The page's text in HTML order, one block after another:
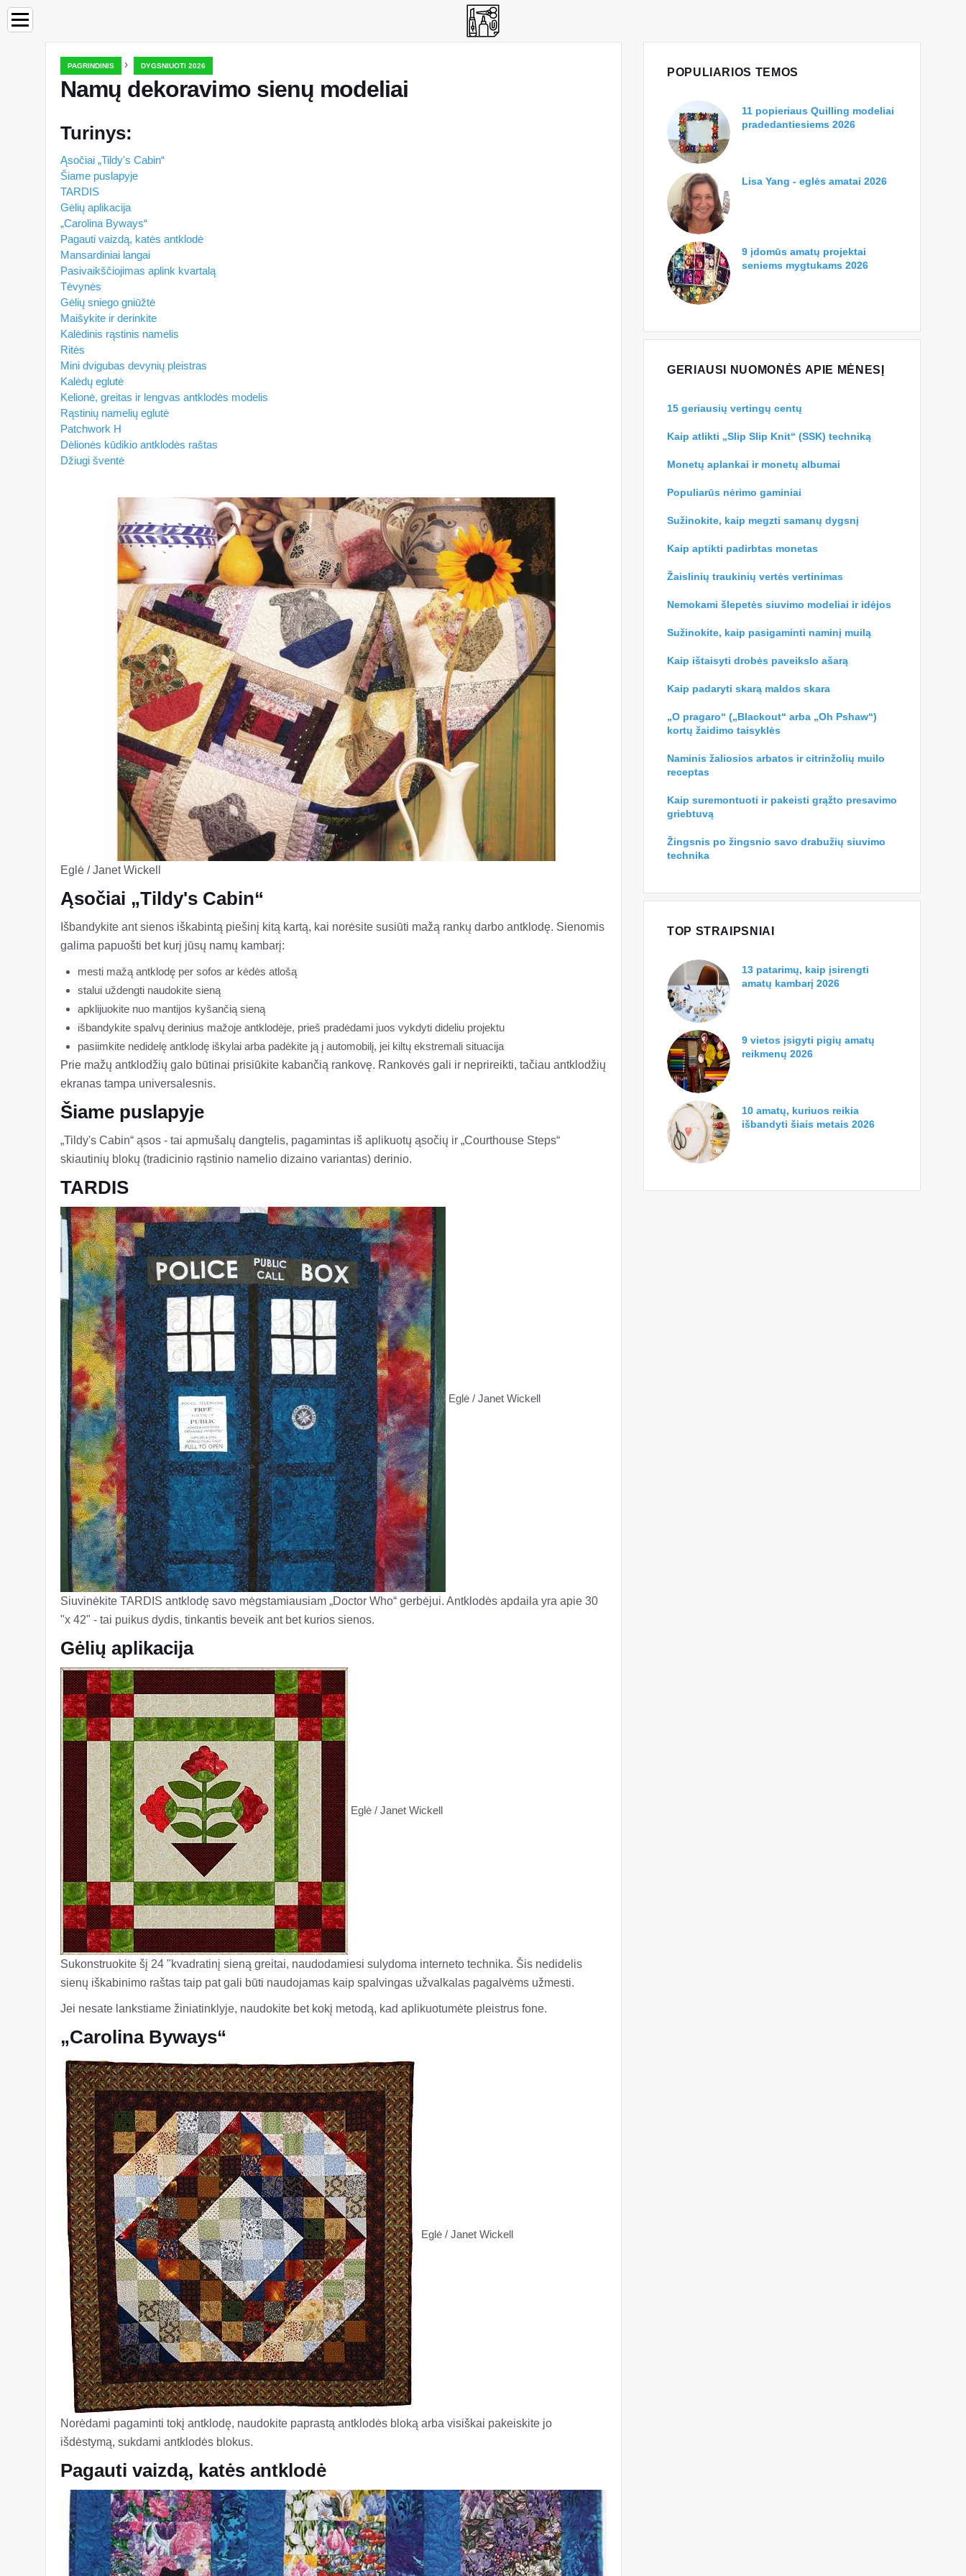
PAGRINDINIS › DYGSNIUOTI 2026
Namų dekoravimo sienų modeliai
Turinys:
Ąsočiai „Tildy's Cabin“
Šiame puslapyje
TARDIS
Gėlių aplikacija
„Carolina Byways“
Pagauti vaizdą, katės antklodė
Mansardiniai langai
Pasivaikščiojimas aplink kvartalą
Tėvynės
Gėlių sniego gniūžtė
Maišykite ir derinkite
Kalėdinis rąstinis namelis
Ritės
Mini dvigubas devynių pleistras
Kalėdų eglutė
Kelionė, greitas ir lengvas antklodės modelis
Rąstinių namelių eglutė
Patchwork H
Dėlionės kūdikio antklodės raštas
Džiugi šventė
Eglė / Janet Wickell
Ąsočiai „Tildy's Cabin“
Išbandykite ant sienos iškabintą piešinį kitą kartą, kai norėsite susiūti mažą rankų darbo antklodę. Sienomis
galima papuošti bet kurį jūsų namų kambarį:
mesti mažą antklodę per sofos ar kėdės atlošą
stalui uždengti naudokite sieną
apklijuokite nuo mantijos kyšančią sieną
išbandykite spalvų derinius mažoje antklodėje, prieš pradėdami juos vykdyti dideliu projektu
pasiimkite nedidelę antklodę iškylai arba padėkite ją į automobilį, jei kiltų ekstremali situacija
Prie mažų antklodžių galo būtinai prisiūkite kabančią rankovę. Rankovės gali ir neprireikti, tačiau antklodžių
ekranas tampa universalesnis.
Šiame puslapyje
„Tildy's Cabin“ ąsos - tai apmušalų dangtelis, pagamintas iš aplikuotų ąsočių ir „Courthouse Steps“
skiautinių blokų (tradicinio rąstinio namelio dizaino variantas) derinio.
TARDIS
Eglė / Janet Wickell
Siuvinėkite TARDIS antklodę savo mėgstamiausiam „Doctor Who“ gerbėjui. Antklodės apdaila yra apie 30
"x 42" - tai puikus dydis, tinkantis beveik ant bet kurios sienos.
Gėlių aplikacija
Eglė / Janet Wickell
Sukonstruokite šį 24 "kvadratinį sieną greitai, naudodamiesi sulydoma interneto technika. Šis nedidelis
sienų iškabinimo raštas taip pat gali būti naudojamas kaip spalvingas užvalkalas pagalvėms užmesti.
Jei nesate lankstiame žiniatinklyje, naudokite bet kokį metodą, kad aplikuotumėte pleistrus fone.
„Carolina Byways“
Eglė / Janet Wickell
Norėdami pagaminti tokį antklodę, naudokite paprastą antklodės bloką arba visiškai pakeiskite jo
išdėstymą, sukdami antklodės blokus.
Pagauti vaizdą, katės antklodė
POPULIARIOS TEMOS
11 popieriaus Quilling modeliai
pradedantiesiems 2026
Lisa Yang - eglės amatai 2026
9 įdomūs amatų projektai
seniems mygtukams 2026
GERIAUSI NUOMONĖS APIE MĖNESĮ
15 geriausių vertingų centų
Kaip atlikti „Slip Slip Knit“ (SSK) techniką
Monetų aplankai ir monetų albumai
Populiarūs nėrimo gaminiai
Sužinokite, kaip megzti samanų dygsnį
Kaip aptikti padirbtas monetas
Žaislinių traukinių vertės vertinimas
Nemokami šlepetės siuvimo modeliai ir idėjos
Sužinokite, kaip pasigaminti naminį muilą
Kaip ištaisyti drobės paveikslo ašarą
Kaip padaryti skarą maldos skara
„O pragaro“ („Blackout“ arba „Oh Pshaw“)
kortų žaidimo taisyklės
Naminis žaliosios arbatos ir citrinžolių muilo
receptas
Kaip suremontuoti ir pakeisti grąžto presavimo
griebtuvą
Žingsnis po žingsnio savo drabužių siuvimo
technika
TOP STRAIPSNIAI
13 patarimų, kaip įsirengti
amatų kambarį 2026
9 vietos įsigyti pigių amatų
reikmenų 2026
10 amatų, kuriuos reikia
išbandyti šiais metais 2026